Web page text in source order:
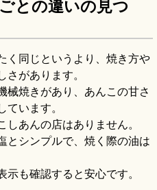
との違いの見つ
く同じというより、焼き方や
があります。
械焼きがあり、あんこの甘さ
います。
あんの店はありません。
とシンプルで、焼く際の油は
も確認すると安心です。